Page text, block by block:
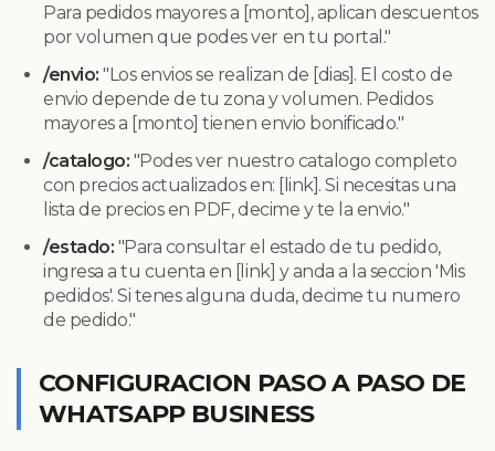
Para pedidos mayores a [monto], aplican descuentos
por volumen que podes ver en tu portal."
/envio: "Los envios se realizan de [dias]. El costo de
envio depende de tu zona y volumen. Pedidos
mayores a [monto] tienen envio bonificado."
/catalogo: "Podes ver nuestro catalogo completo
con precios actualizados en: [link]. Si necesitas una
lista de precios en PDF, decime y te la envio."
/estado: "Para consultar el estado de tu pedido,
ingresa a tu cuenta en [link] y anda a la seccion 'Mis
pedidos'. Si tenes alguna duda, decime tu numero
de pedido."
CONFIGURACION PASO A PASO DE
WHATSAPP BUSINESS